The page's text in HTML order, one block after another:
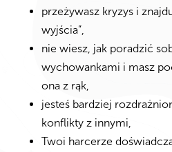
przeżywasz kryzys i
wyjścia”,
nie wiesz, jak poradzić
wychowankami i masz
ona z rąk,
jesteś bardziej
konflikty z innymi,
Twoi harcerze